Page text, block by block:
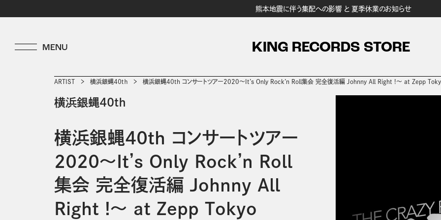
熊本地震に伴う集配への影響 と 夏季休業のお知らせ
KING RECORDS STORE
ARTIST 横浜銀蝿４０ｔｈ 横浜銀蝿40th コンサートツアー2020～It’s Only Rock’n Roll集会 完全復活編 Johnny All Right !～ at Zepp
横浜銀蝿４０ｔｈ
横浜銀蝿40th コンサートツアー
2020～It’s Only Rock’n Roll
集会 完全復活編 Johnny All
Right !～ at Zepp Tokyo